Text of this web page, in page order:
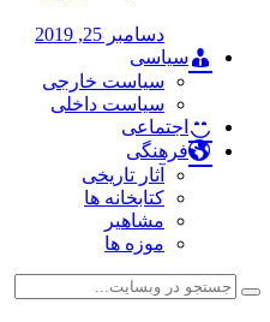
دسامبر 25, 2019
سیاسی
سیاست خارجی
سیاست داخلی
اجتماعی
فرهنگی
آثار تاریخی
کتابخانه ها
مشاهیر
موزه ها